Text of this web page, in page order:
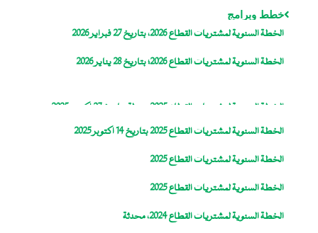
خطط وبرامج
الخطة السنوية لمشتريات القطاع 2026، بتاريخ 27 فبراير 2026
الخطة السنوية لمشتريات القطاع 2026؛ بتاريخ 28 يناير 2026
الخطة السنوية لمشتريات القطاع 2025، معدلة بتاريخ 27 اكتوبر 2025
الخطة السنوية لمشتريات القطاع 2025 بتاريخ 14 اكتوبر 2025
الخطة السنوية لمشتريات القطاع 2025
الخطة السنوية لمشتريات القطاع 2025
الخطة السنوية لمشتريات القطاع 2024، محدثة